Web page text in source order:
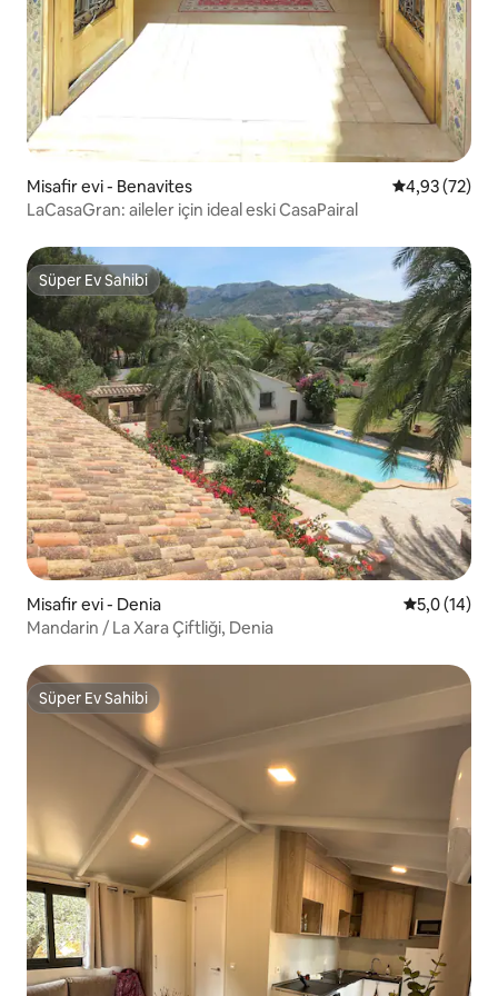
Misafir evi - Benavites 5 üzerinden
4,93 (72)
LaCasaGran: aileler için ideal eski CasaPairal
Süper Ev Sahibi
Süper Ev Sahibi
Misafir evi - Denia 55,0 (14)
Mandarin / La Xara Çiftliği, Denia
Süper Ev Sahibi
Süper Ev Sahibi